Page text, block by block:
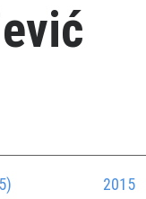
2015